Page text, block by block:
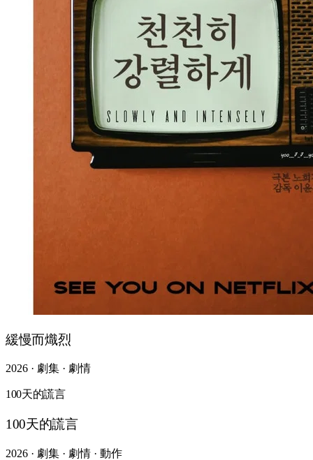
緩慢而熾烈
2026 · 劇集 · 劇情
100天的謊言
100天的謊言
2026 · 劇集 · 劇情 · 動作